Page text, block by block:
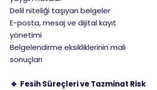
Delil niteliği taşıyan belgeler
E-posta, mesaj ve dijital kayıt
yönetimi
Belgelendirme eksikliklerinin mali
sonuçları
🔹 Fesih Süreçleri ve Tazminat Risk